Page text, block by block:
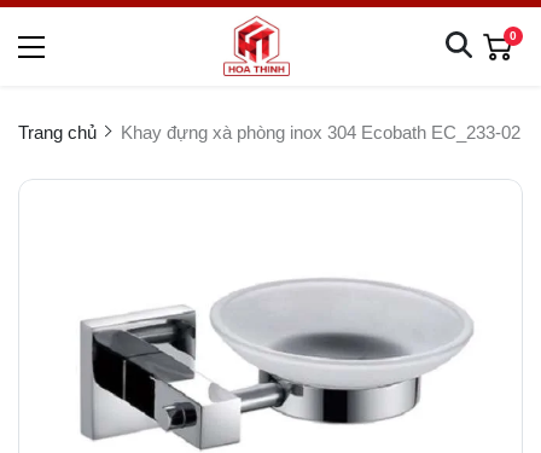
0
Trang chủ Khay đựng xà phòng inox 304 Ecobath EC_233-02